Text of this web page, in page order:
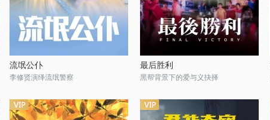
流氓公仆
李修贤演绎流氓警察
最后胜利
黑帮背景下的爱与义抉择